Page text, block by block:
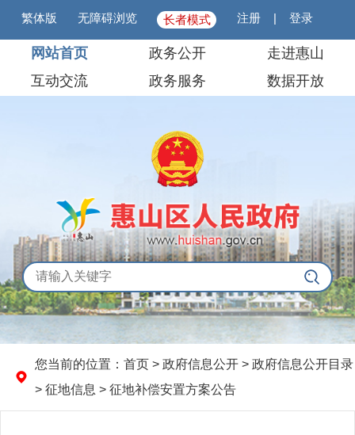
繁体版 无障碍浏览 长者模式 注册 |登录
网站首页 政务公开
走进惠山
互动交流
政务服务 数据开放
您当前的位置： 首页 > 政府信息公开 > 政府信息公开目录
> 征地信息 > 征地补偿安置方案公告